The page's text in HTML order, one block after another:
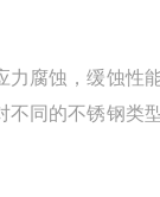
腐蚀，缓蚀性
不同的不锈钢类